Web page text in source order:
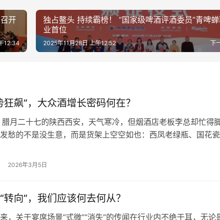
开
12:34
独占鳌头 持续霸榜！ “国家级啤酒评酒委员”青啤
业首位
下
2025年11月28日 上午12:52
狂飙”，大众酒增长密码何在？
月二十七的陕西西安，天气寒冷，但烟酒店老板李总却忙得
愁的不是没生意，而是货架上空空如也：西凤老绿瓶、国花
商张总都感到极为震惊。他表示，“50元以上的高线光瓶酒，
2026年3月5日
转向”，我们应该何去何从？
，关于宴席场景“式微”“消失”的传闻在行业内不绝于耳，无论